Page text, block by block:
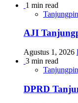
1 min read
AJI
Agustus 1, 2026
3 min read
DPRD